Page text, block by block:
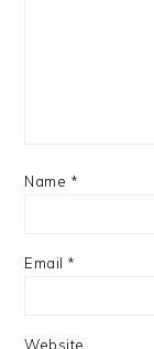
Name *
Email *
Website